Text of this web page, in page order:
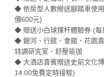
◆ 依房型人數贈送腳踏車使
價600元)
◆ 贈送小白球揮杆體驗券 (每
◆ 銀河、行館、會館、花園
特調研究室、舒壓瑜珈
◆ 大酒店貴賓贈送史前文化
14:00免費定時接駁)